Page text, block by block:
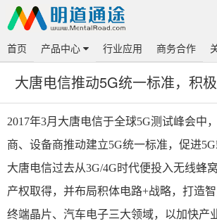
首页 产品中心 行业应用 商务合作
大唐电信推动5G统一标准，积
2017年3月大唐电信于全球5G测试峰会中
商、设备商推动建立5G统一标准，促进5G
大唐电信过去从3G/4G时代便投入无线蜂
产权取得，并布局积体电路+战略，打造
终端晶片、汽车电子三大领域，以加快产